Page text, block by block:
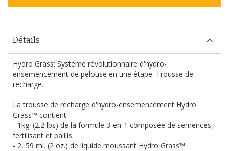
Détails
Hydro Grass: Système révolutionnaire d'hydro-
ensemencement de pelouse en une étape. Trousse de
recharge.
La trousse de recharge d'hydro-ensemencement Hydro
Grass™ contient:
- 1kg. (2.2 lbs) de la formule 3-en-1 composée de semences,
fertilisant et paillis
- 2, 59 ml. (2 oz.) de liquide moussant Hydro Grass™